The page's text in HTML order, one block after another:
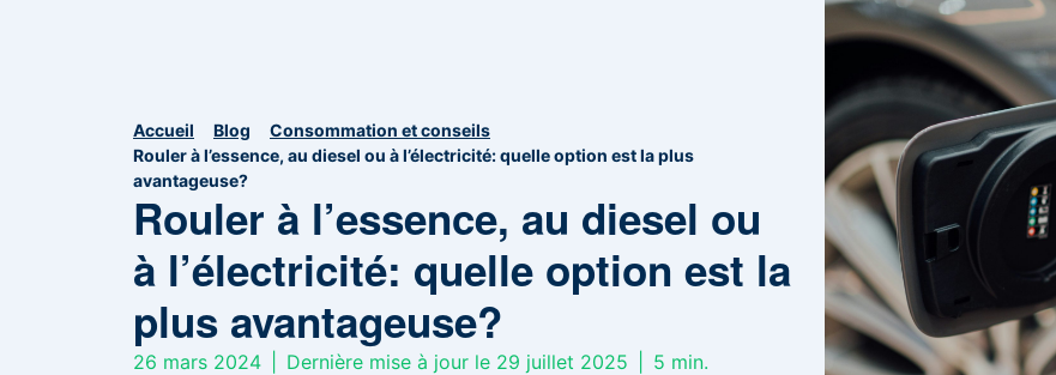
Accueil Blog
Consommation et conseils
Rouler à l’essence, au diesel ou à l’électricité: quelle option est la plus
avantageuse?
Rouler à l’essence, au diesel ou
à l’électricité: quelle option est la
plus avantageuse?
26 mars 2024 Dernière mise à jour le 29 juillet 2025 5 min.